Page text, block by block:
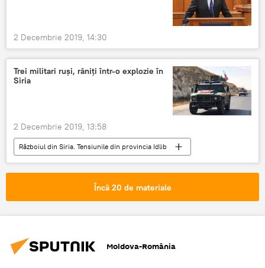
2 Decembrie 2019, 14:30
Trei militari ruși, răniți într-o explozie în
Siria
2 Decembrie 2019, 13:58
Războiul din Siria. Tensiunile din provincia Idlib
Internaţional
Siria
poliția
Încă 20 de materiale
Moldova-România